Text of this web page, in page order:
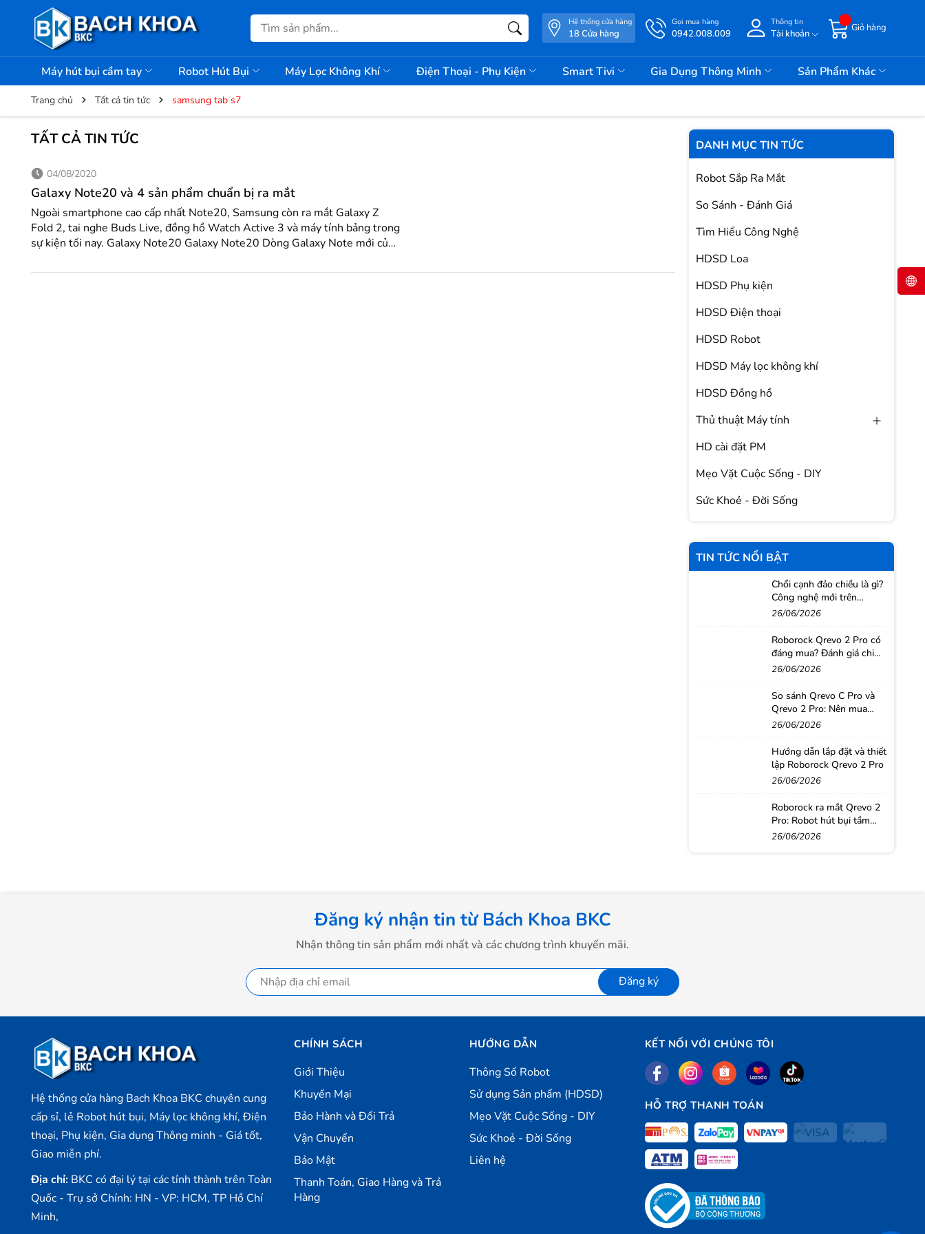
Hệ thống cửa hàng
18 Cửa hàng
Gọi mua hàng
0942.008.009
Thông tin
Tài khoản
Giỏ hàng
Máy hút bụi cầm tay Robot Hút Bụi Máy Lọc Không Khí Điện Thoại - Phụ Kiện Smart Tivi Gia Dụng Thông Minh Sản Phẩm Khác
Trang chủ Tất cả tin tức samsung tab s7
TẤT CẢ TIN TỨC
04/08/2020
Galaxy Note20 và 4 sản phẩm chuẩn bị ra mắt
Ngoài smartphone cao cấp nhất Note20, Samsung còn ra mắt Galaxy Z
Fold 2, tai nghe Buds Live, đồng hồ Watch Active 3 và máy tính bảng trong
sự kiện tối nay. Galaxy Note20 Galaxy Note20 Dòng Galaxy Note mới của
kích thước màn hình 6,7 inch và 6,9 inch, Note20 có màn hình phẳng và bốn
DANH MỤC TIN TỨC
Robot Sắp Ra Mắt
So Sánh - Đánh Giá
Tìm Hiểu Công Nghệ
HDSD Loa
HDSD Phụ kiện
HDSD Điện thoại
HDSD Robot
HDSD Máy lọc không khí
HDSD Đồng hồ
Thủ thuật Máy tính
HD cài đặt PM
Mẹo Vặt Cuộc Sống - DIY
Sức Khoẻ - Đời Sống
TIN TỨC NỔI BẬT
Chổi cạnh đảo chiều là gì?
Công nghệ mới trên
Roborock Qrevo 2 Pro
26/06/2026
Roborock Qrevo 2 Pro có
đáng mua? Đánh giá chi
tiết sau thời gian sử dụng
26/06/2026
So sánh Qrevo C Pro và
Qrevo 2 Pro: Nên mua
robot hút bụi nào?
26/06/2026
Hướng dẫn lắp đặt và thiết
lập Roborock Qrevo 2 Pro
26/06/2026
Roborock ra mắt Qrevo 2
Pro: Robot hút bụi tầm
trung với loạt công nghệ
26/06/2026
Đăng ký nhận tin từ Bách Khoa BKC
Nhận thông tin sản phẩm mới nhất và các chương trình khuyến mãi.
Đăng ký
Hệ thống cửa hàng Bach Khoa BKC chuyên cung
cấp sỉ, lẻ Robot hút bụi, Máy lọc không khí, Điện
thoại, Phụ kiện, Gia dụng Thông minh - Giá tốt,
Giao miễn phí.
Địa chỉ: BKC có đại lý tại các tỉnh thành trên Toàn
Quốc - Trụ sở Chính: HN - VP: HCM, TP Hồ Chí
Minh,
CHÍNH SÁCH
Giới Thiệu
Khuyến Mại
Bảo Hành và Đổi Trả
Vận Chuyển
Bảo Mật
Thanh Toán, Giao Hàng và Trả
Hàng
HƯỚNG DẪN
Thông Số Robot
Sử dụng Sản phẩm (HDSD)
Mẹo Vặt Cuộc Sống - DIY
Sức Khoẻ - Đời Sống
Liên hệ
KẾT NỐI VỚI CHÚNG TÔI
HỖ TRỢ THANH TOÁN